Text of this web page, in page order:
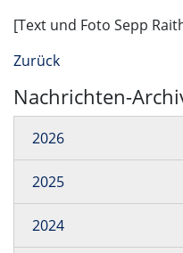
[Text und Foto Sepp
Zurück
Nachrichten-
2026
2025
2024